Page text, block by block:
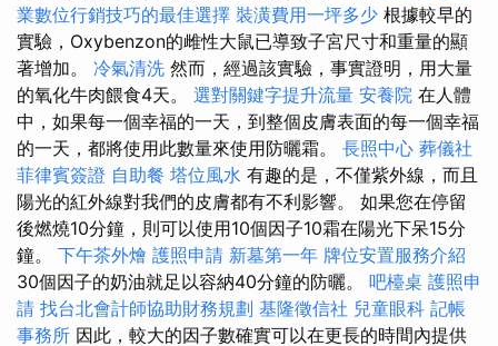
業數位行銷技巧的最佳選擇 裝潢費用一坪多少 根據較早的
實驗，Oxybenzon的雌性大鼠已導致子宮尺寸和重量的顯
著增加。 冷氣清洗 然而，經過該實驗，事實證明，用大量
的氧化牛肉餵食4天。 選對關鍵字提升流量 安養院 在人體
中，如果每一個幸福的一天，到整個皮膚表面的每一個幸福
的一天，都將使用此數量來使用防曬霜。 長照中心 葬儀社
菲律賓簽證 自助餐 塔位風水 有趣的是，不僅紫外線，而且
陽光的紅外線對我們的皮膚都有不利影響。 如果您在停留
後燃燒10分鐘，則可以使用10個因子10霜在陽光下呆15分
鐘。 下午茶外燴 護照申請 新墓第一年 牌位安置服務介紹
30個因子的奶油就足以容納40分鐘的防曬。 吧檯桌 護照申
請 找台北會計師協助財務規劃 基隆徵信社 兒童眼科 記帳
事務所 因此，較大的因子數確實可以在更長的時間內提供